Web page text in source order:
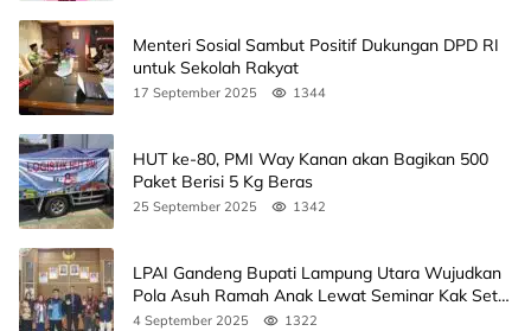
Menteri Sosial Sambut Positif Dukungan DPD RI
untuk Sekolah Rakyat
17 September 2025 1344
HUT ke-80, PMI Way Kanan akan Bagikan 500
Paket Berisi 5 Kg Beras
25 September 2025 1342
LPAI Gandeng Bupati Lampung Utara Wujudkan
Pola Asuh Ramah Anak Lewat Seminar Kak Seto,
Ini Jadwalnya
4 September 2025 1322